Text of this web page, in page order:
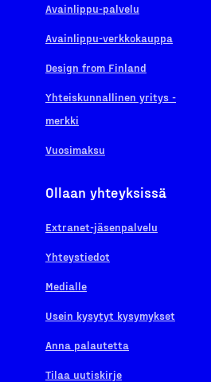
Avainlippu-palvelu
Avainlippu-verkkokauppa
Design from Finland
Yhteiskunnallinen yritys -
merkki
Vuosimaksu
Ollaan yhteyksissä
Extranet-jäsenpalvelu
Yhteystiedot
Medialle
Usein kysytyt kysymykset
Anna palautetta
Tilaa uutiskirje